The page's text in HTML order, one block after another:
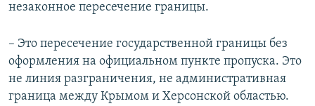
незаконное пересечение границы.
– Это пересечение государственной границы без
оформления на официальном пункте пропуска. Это
не линия разграничения, не административная
граница между Крымом и Херсонской областью.